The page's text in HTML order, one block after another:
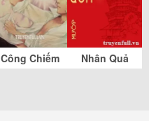
Công Chiếm Nhân Quả